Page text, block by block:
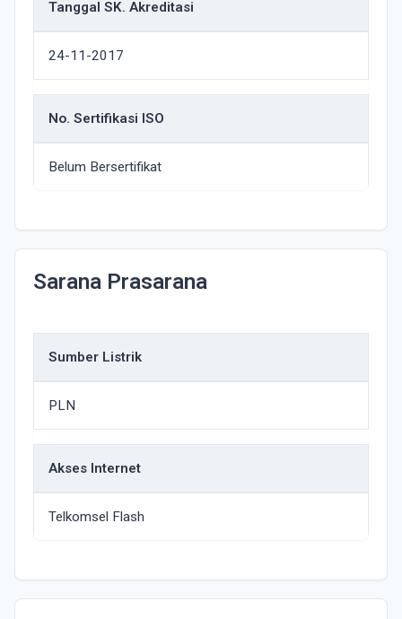
Tanggal SK. Akreditasi
24-11-2017
No. Sertifikasi ISO
Belum Bersertifikat
Sarana Prasarana
Sumber Listrik
PLN
Akses Internet
Telkomsel Flash